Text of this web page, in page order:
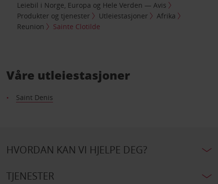
Leiebil i Norge, Europa og Hele Verden — Avis
Produkter og tjenester
Utleiestasjoner
Afrika
Reunion
Sainte Clotilde
Våre utleiestasjoner
Saint Denis
HVORDAN KAN VI HJELPE DEG?
TJENESTER